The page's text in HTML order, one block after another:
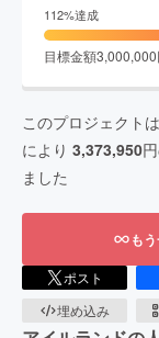
112%達成
目標金額3,000,000
このプロジェクトは
により 3,373,950
ました
も
ポスト
埋め込み